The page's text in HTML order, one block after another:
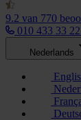
9.2 van 770
010 433 33 22
Nederlands